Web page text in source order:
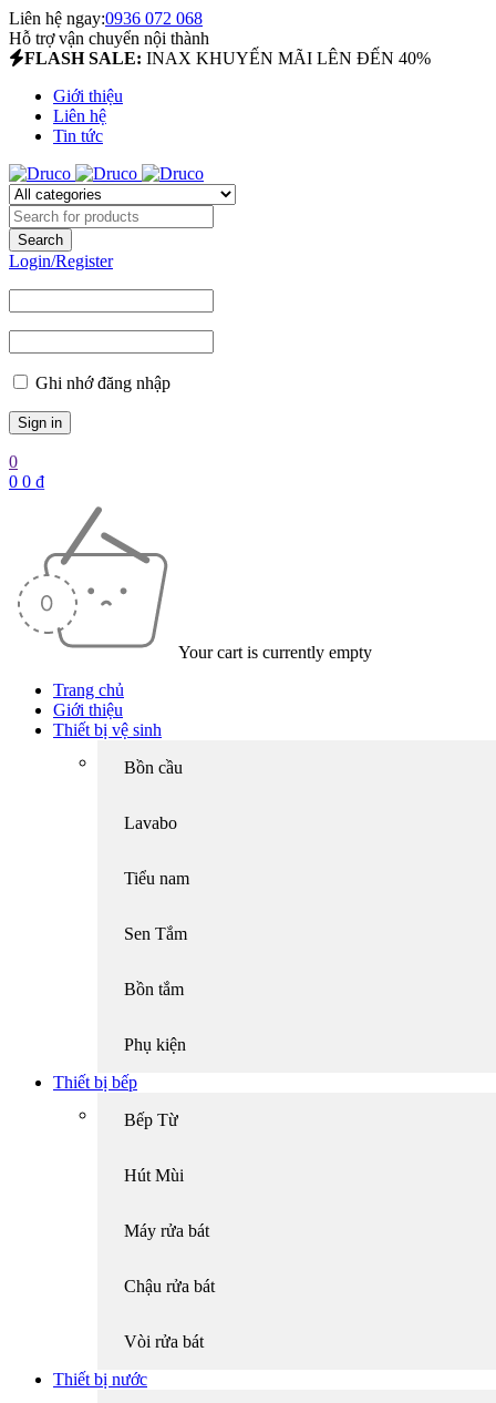
Liên hệ ngay:0936 072 068
Hỗ trợ vận chuyển nội thành
FLASH SALE: INAX KHUYẾN MÃI LÊN ĐẾN 40%
Giới thiệu
Liên hệ
Tin tức
Login/Register
Ghi nhớ đăng nhập
0
0 0 ₫
Your cart is currently empty
Trang chủ
Giới thiệu
Thiết bị vệ sinh
Bồn cầu
Lavabo
Tiểu nam
Sen Tắm
Bồn tắm
Phụ kiện
Thiết bị bếp
Bếp Từ
Hút Mùi
Máy rửa bát
Chậu rửa bát
Vòi rửa bát
Thiết bị nước